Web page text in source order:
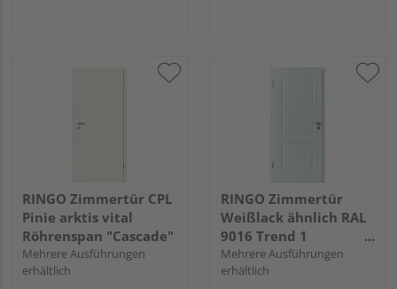
RINGO Zimmertür CPL
Pinie arktis vital
Röhrenspan "Cascade"
Mehrere Ausführungen
erhältlich
RINGO Zimmertür
Weißlack ähnlich RAL
9016 Trend 1
Spezial-/
"Trend"
Mehrere Ausführungen
erhältlich